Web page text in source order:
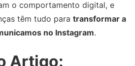
o comportamento digital, e
têm tudo para transformar a
no Instagram.
Artigo: